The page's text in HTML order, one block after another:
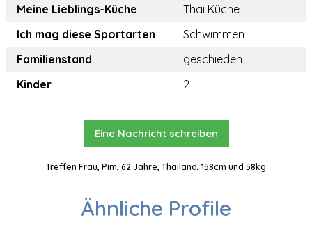
Meine Lieblings-Küche
Thai Küche
Ich mag diese Sportarten
Schwimmen
Familienstand
geschieden
Kinder
2
Eine Nachricht schreiben
Treffen Frau, Pim, 62 Jahre, Thailand, 158cm und 58kg
Ähnliche Profile